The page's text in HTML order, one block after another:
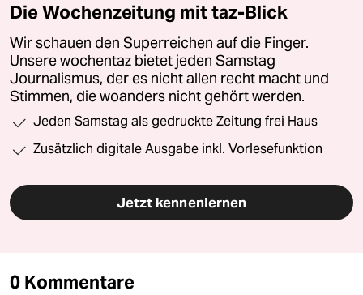
Die Wochenzeitung mit taz-Blick
Wir schauen den Superreichen auf die Finger.
Unsere wochentaz bietet jeden Samstag
Journalismus, der es nicht allen recht macht und
Stimmen, die woanders nicht gehört werden.
Jeden Samstag als gedruckte Zeitung frei Haus
Zusätzlich digitale Ausgabe inkl. Vorlesefunktion
Jetzt kennenlernen
0 Kommentare